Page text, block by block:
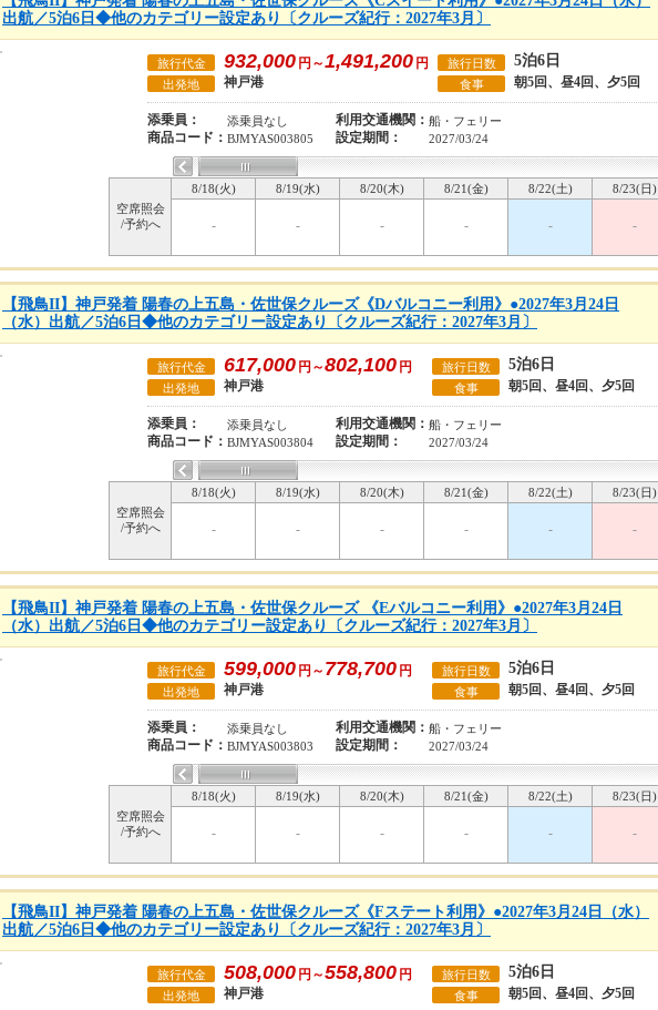
出航／5泊6日◆他のカテゴリー設定あり〔クルーズ紀行：2027年3月〕
旅行代金 932,000 円～1,491,200 円 旅行日数 5泊6日
出発地 神戸港 食事 朝5回、昼4回、夕5回
添乗員： 添乗員なし 利用交通機関： 船・フェリー
商品コード： BJMYAS003805 設定期間： 2027/03/24
空席照会
/予約へ
8/18(火) 8/19(水) 8/20(木) 8/21(金) 8/22(土) 8/23(日)
- - - - - -
【飛鳥II】神戸発着 陽春の上五島・佐世保クルーズ《Dバルコニー利用》●2027年3月24日
（水）出航／5泊6日◆他のカテゴリー設定あり〔クルーズ紀行：2027年3月〕
旅行代金 617,000 円～802,100 円 旅行日数 5泊6日
出発地 神戸港 食事 朝5回、昼4回、夕5回
添乗員： 添乗員なし 利用交通機関： 船・フェリー
商品コード： BJMYAS003804 設定期間： 2027/03/24
空席照会
/予約へ
8/18(火) 8/19(水) 8/20(木) 8/21(金) 8/22(土) 8/23(日)
- - - - - -
【飛鳥II】神戸発着 陽春の上五島・佐世保クルーズ 《Eバルコニー利用》●2027年3月24日
（水）出航／5泊6日◆他のカテゴリー設定あり〔クルーズ紀行：2027年3月〕
旅行代金 599,000 円～ 778,700 円 旅行日数 5泊6日
出発地 神戸港 食事 朝5回、昼4回、夕5回
添乗員： 添乗員なし 利用交通機関： 船・フェリー
商品コード： BJMYAS003803 設定期間： 2027/03/24
空席照会
/予約へ
8/18(火) 8/19(水) 8/20(木) 8/21(金) 8/22(土) 8/23(日)
- - - - - -
【飛鳥II】神戸発着 陽春の上五島・佐世保クルーズ《Fステート利用》●2027年3月24日（水）
出航／5泊6日◆他のカテゴリー設定あり〔クルーズ紀行：2027年3月〕
旅行代金 508,000 円～558,800 円 旅行日数 5泊6日
出発地 神戸港 食事 朝5回、昼4回、夕5回